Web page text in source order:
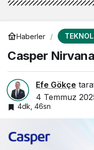
Haberler
Casper
Efe Gökçe
4 Temmuz
4dk, 46sn